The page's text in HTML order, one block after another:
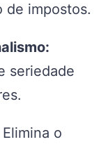
de impostos.
seriedade
Elimina o